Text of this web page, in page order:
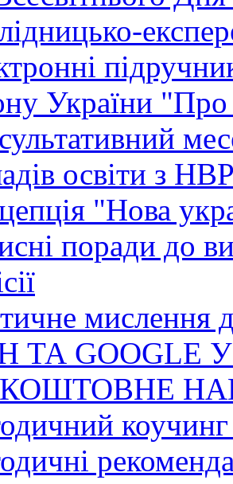
України "Про
освіти з
"Нова
поради до
мислення
ТА GOOGLE